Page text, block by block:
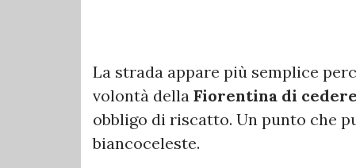
La strada appare più semplice
volontà della Fiorentina di
obbligo di riscatto. Un punto che
biancoceleste.